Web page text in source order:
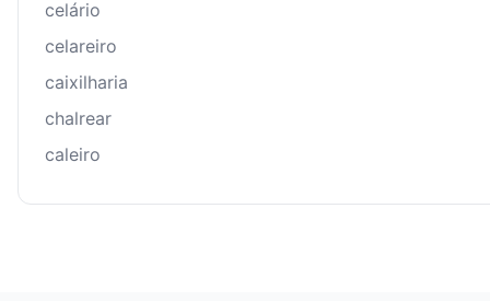
celário
celareiro
caixilharia
chalrear
caleiro